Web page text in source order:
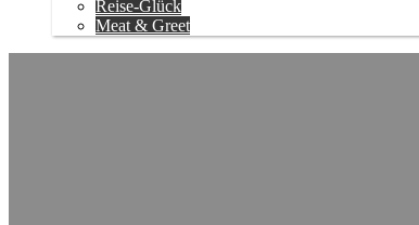
Reise-Glück
Meat & Greet